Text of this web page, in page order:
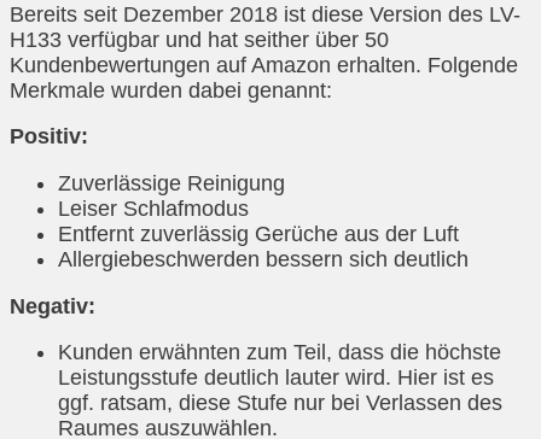
Bereits seit Dezember 2018 ist diese Version des LV-
H133 verfügbar und hat seither über 50
Kundenbewertungen auf Amazon erhalten. Folgende
Merkmale wurden dabei genannt:
Positiv:
Zuverlässige Reinigung
Leiser Schlafmodus
Entfernt zuverlässig Gerüche aus der Luft
Allergiebeschwerden bessern sich deutlich
Negativ:
Kunden erwähnten zum Teil, dass die höchste
Leistungsstufe deutlich lauter wird. Hier ist es
ggf. ratsam, diese Stufe nur bei Verlassen des
Raumes auszuwählen.